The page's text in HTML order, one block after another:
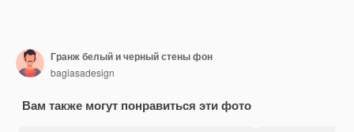
Гранж белый и черный стены фон
bagiasadesign
Вам также могут понравиться эти фото